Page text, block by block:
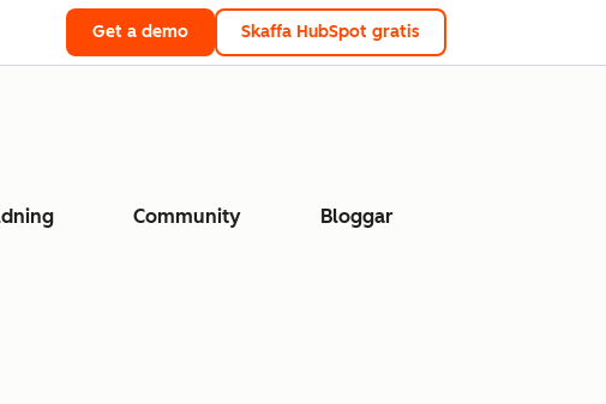
Get a demo Skaffa HubSpot gratis
Community Bloggar